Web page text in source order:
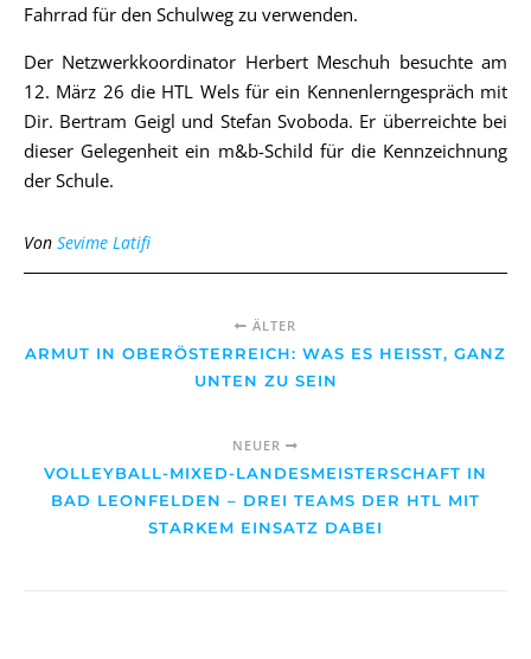
Fahrrad für den Schulweg zu verwenden.
Der Netzwerkkoordinator Herbert Meschuh besuchte am
12. März 26 die HTL Wels für ein Kennenlerngespräch mit
Dir. Bertram Geigl und Stefan Svoboda. Er überreichte bei
dieser Gelegenheit ein m&b-Schild für die Kennzeichnung
der Schule.
Von Sevime Latifi
ÄLTER
ARMUT IN OBERÖSTERREICH: WAS ES HEISST, GANZ U
NTEN ZU SEIN
NEUER
VOLLEYBALL-MIXED-LANDESMEISTERSCHAFT IN
BAD LEONFELDEN – DREI TEAMS DER HTL MIT
STARKEM EINSATZ DABEI